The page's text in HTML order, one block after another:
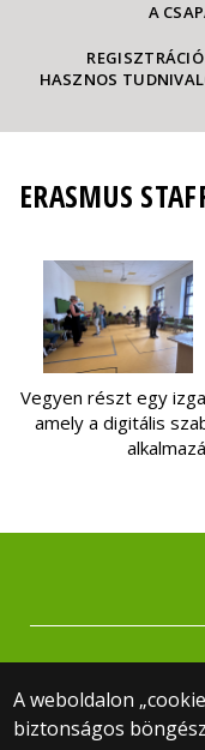
A
REGISZTRÁCIÓ
HASZNOS
ERASMUS
Vegyen részt egy
amely a digitális
A weboldalon
biztonságos
© 2025